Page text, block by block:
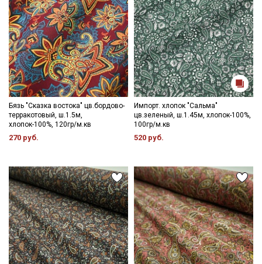
Бязь "Сказка востока" цв.бордово-
терракотовый, ш.1.5м,
хлопок-100%, 120гр/м.кв
270 руб.
Импорт. хлопок "Сальма"
цв.зеленый, ш.1.45м, хлопок-100%,
100гр/м.кв
520 руб.